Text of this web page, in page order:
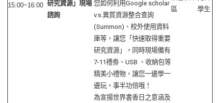
15:00~16:00 研究資源」現場
諮詢
您如何利用Google scholar
v.s.異質資源整合查詢
(Summon)、校外使用資料
庫等，讓您「快速取得重要
研究資源」，同時現場備有
7-11禮劵、USB 、收納包等
精美小禮物，讓您一邊學一
邊玩，事半功倍哦！
區
學生
為宣揚世界書香日之意涵及